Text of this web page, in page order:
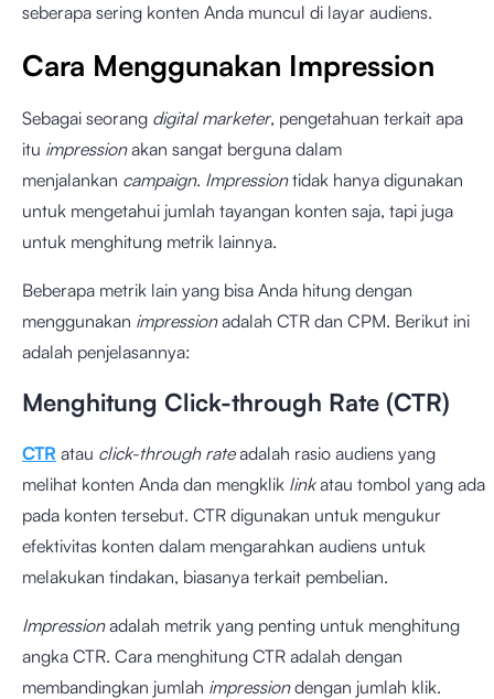
seberapa sering konten Anda muncul di layar audiens.
Cara Menggunakan Impression
Sebagai seorang digital marketer, pengetahuan terkait apa
itu impressionakan sangat berguna dalam
menjalankan campaign. Impressiontidak hanya digunakan
untuk mengetahui jumlah tayangan konten saja, tapi juga
untuk menghitung metrik lainnya.
Beberapa metrik lain yang bisa Anda hitung dengan
menggunakan impressionadalah CTR dan CPM. Berikut ini
adalah penjelasannya:
Menghitung Click-through Rate (CTR)
CTR atau click-through rateadalah rasio audiens yang
melihat konten Anda dan mengklik linkatau tombol yang ada
pada konten tersebut. CTR digunakan untuk mengukur
efektivitas konten dalam mengarahkan audiens untuk
melakukan tindakan, biasanya terkait pembelian.
Impressionadalah metrik yang penting untuk menghitung
angka CTR. Cara menghitung CTR adalah dengan
membandingkan jumlah impressiondengan jumlah klik.